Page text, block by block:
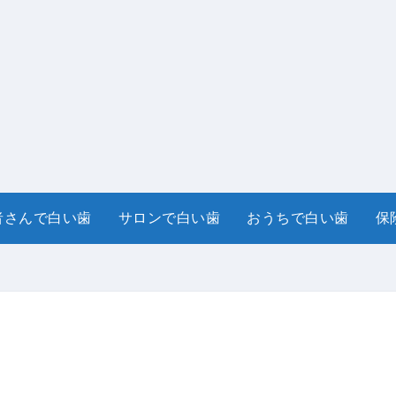
さんで白い歯 サロンで白い歯 おうちで白い歯 保